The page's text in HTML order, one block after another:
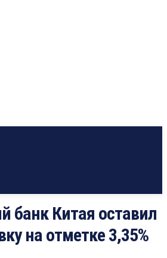
банк Китая оставил
на отметке 3,35%